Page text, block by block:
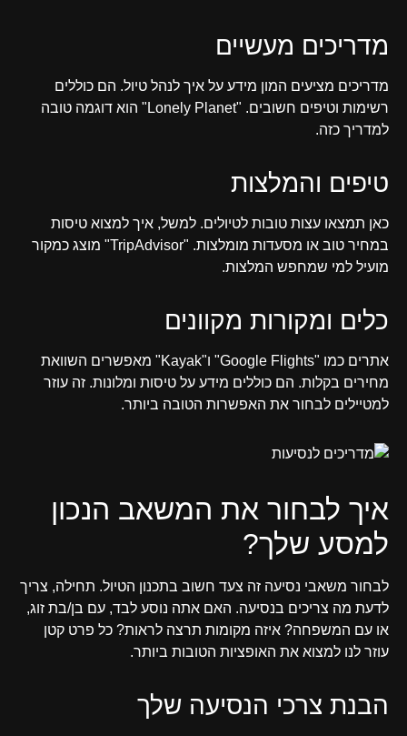
מדריכים מעשיים
מדריכים מציעים המון מידע על איך לנהל טיול. הם כוללים
רשימות וטיפים חשובים. "Lonely Planet" הוא דוגמה טובה
למדריך כזה.
טיפים והמלצות
כאן תמצאו עצות טובות לטיולים. למשל, איך למצוא טיסות
במחיר טוב או מסעדות מומלצות. "TripAdvisor" מוצג כמקור
מועיל למי שמחפש המלצות.
כלים ומקורות מקוונים
אתרים כמו "Google Flights" ו"Kayak" מאפשרים השוואת
מחירים בקלות. הם כוללים מידע על טיסות ומלונות. זה עוזר
למטיילים לבחור את האפשרות הטובה ביותר.
איך לבחור את המשאב הנכון
למסע שלך?
לבחור משאבי נסיעה זה צעד חשוב בתכנון הטיול. תחילה, צריך
לדעת מה צריכים בנסיעה. האם אתה נוסע לבד, עם בן/בת זוג,
או עם המשפחה? איזה מקומות תרצה לראות? כל פרט קטן
עוזר לנו למצוא את האופציות הטובות ביותר.
הבנת צרכי הנסיעה שלך